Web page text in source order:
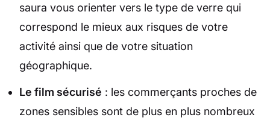
saura vous orienter vers le type de verre qui
correspond le mieux aux risques de votre
activité ainsi que de votre situation
géographique.
Le film sécurisé : les commerçants proches de
zones sensibles sont de plus en plus nombreux